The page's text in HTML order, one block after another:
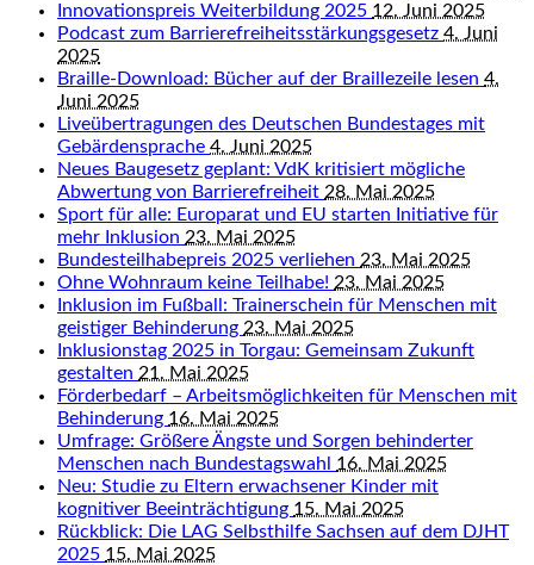
Innovationspreis Weiterbildung 2025 12. Juni 2025
Podcast zum Barrierefreiheitsstärkungsgesetz 4. Juni
2025
Braille-Download: Bücher auf der Braillezeile lesen 4.
Juni 2025
Liveübertragungen des Deutschen Bundestages mit
Gebärdensprache 4. Juni 2025
Neues Baugesetz geplant: VdK kritisiert mögliche
Abwertung von Barrierefreiheit 28. Mai 2025
Sport für alle: Europarat und EU starten Initiative für
mehr Inklusion 23. Mai 2025
Bundesteilhabepreis 2025 verliehen 23. Mai 2025
Ohne Wohnraum keine Teilhabe! 23. Mai 2025
Inklusion im Fußball: Trainerschein für Menschen mit
geistiger Behinderung 23. Mai 2025
Inklusionstag 2025 in Torgau: Gemeinsam Zukunft
gestalten 21. Mai 2025
Förderbedarf – Arbeitsmöglichkeiten für Menschen mit
Behinderung 16. Mai 2025
Umfrage: Größere Ängste und Sorgen behinderter
Menschen nach Bundestagswahl 16. Mai 2025
Neu: Studie zu Eltern erwachsener Kinder mit
kognitiver Beeinträchtigung 15. Mai 2025
Rückblick: Die LAG Selbsthilfe Sachsen auf dem DJHT
2025 15. Mai 2025